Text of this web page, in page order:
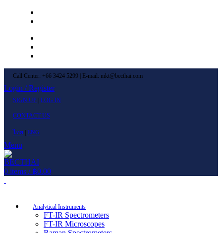
Call Center: +66 3424 5299 | E-mail: mkt@becthai.com
Login / Register
SIGN UP LOG IN
CONTACT US
ไทย ENG
Menu
0 items / ฿0.00
Analytical Instruments
FT-IR Spectrometers
FT-IR Microscopes